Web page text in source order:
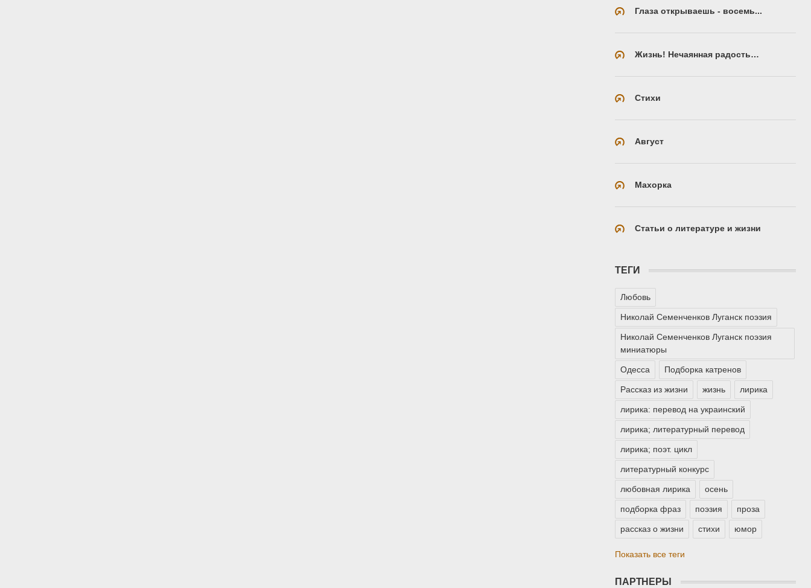
Глаза открываешь - восемь...
Жизнь! Нечаянная радость…
Стихи
Август
Махорка
Статьи о литературе и жизни
ТЕГИ
Любовь
Николай Семенченков Луганск поэзия
Николай Семенченков Луганск поэзия
миниатюры
Одесса Подборка катренов
Рассказ из жизни жизнь лирика
лирика: перевод на украинский
лирика; литературный перевод
лирика; поэт. цикл
литературный конкурс
любовная лирика осень
подборка фраз поэзия проза
рассказ о жизни стихи юмор
Показать все теги
ПАРТНЕРЫ